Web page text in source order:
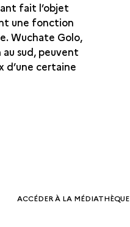
fait l’objet
une fonction
Wuchate Golo,
au sud, peuvent
d’une certaine
ACCÉDER À LA MÉDIATHÈQUE